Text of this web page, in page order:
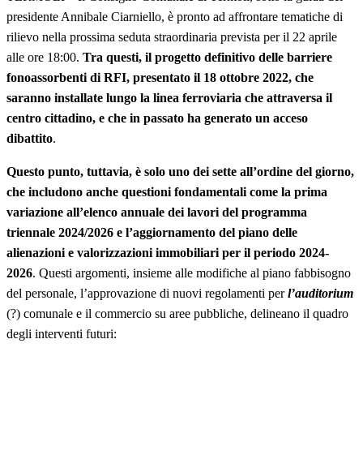
presidente Annibale Ciarniello, è pronto ad affrontare tematiche di
rilievo nella prossima seduta straordinaria prevista per il 22 aprile
alle ore 18:00. Tra questi, il progetto definitivo delle barriere
fonoassorbenti di RFI, presentato il 18 ottobre 2022, che
saranno installate lungo la linea ferroviaria che attraversa il
centro cittadino, e che in passato ha generato un acceso
dibattito.
Questo punto, tuttavia, è solo uno dei sette all’ordine del giorno,
che includono anche questioni fondamentali come la prima
variazione all’elenco annuale dei lavori del programma
triennale 2024/2026 e l’aggiornamento del piano delle
alienazioni e valorizzazioni immobiliari per il periodo 2024-
2026. Questi argomenti, insieme alle modifiche al piano fabbisogno
del personale, l’approvazione di nuovi regolamenti perl’auditorium
(?) comunale e il commercio su aree pubbliche, delineano il quadro
degli interventi futuri: